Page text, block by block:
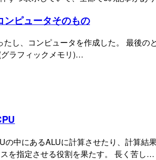
ンピュータそのもの
し、コンピュータを作成した。 最後の
ラフィックメモリ)…
中にあるALUに計算させたり、計算結
を指定させる役割を果たす。 長く苦し…